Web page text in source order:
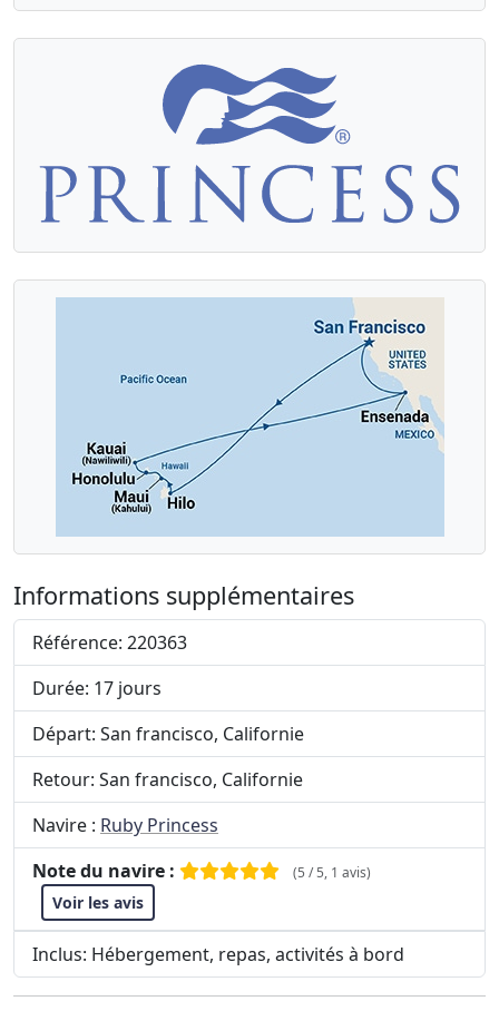
Informations supplémentaires
Référence: 220363
Durée: 17 jours
Départ: San francisco, Californie
Retour: San francisco, Californie
Navire : Ruby Princess
Note du navire :
(5 / 5, 1 avis)
Voir les avis
Inclus: Hébergement, repas, activités à bord